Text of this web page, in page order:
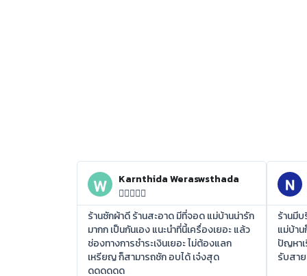
Karnthida Weraswsthada

ร้านซักผ้าดี ร้านสะอาด มีที่จอด แม่บ้านน่ารัก
มากก เป็นกันเอง แนะนำที่นี้เครื่องเยอะ แล้ว
ช่องทางการชำระเงินเยอะ ไม่ต้องแลก
เหรียญ ก็สามารถชัก อบได้ เจ๋งสุด
ดดดดดด
ร้านมี
แม่บ้า
ปัญหา
รับสา